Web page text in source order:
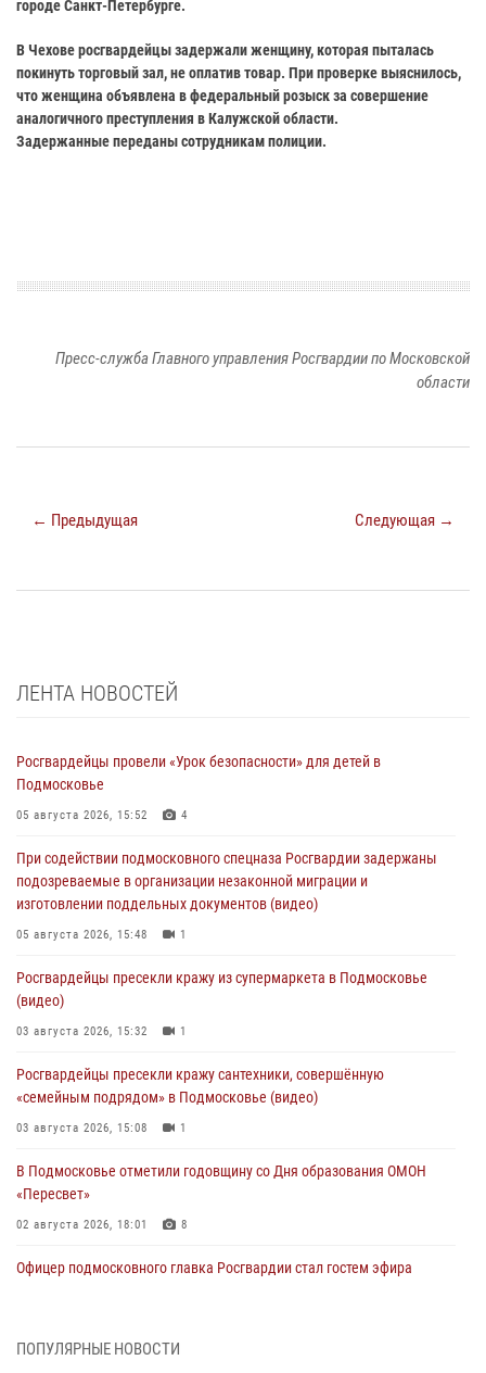
городе Санкт-Петербурге.
В Чехове росгвардейцы задержали женщину, которая пыталась
покинуть торговый зал, не оплатив товар. При проверке выяснилось,
что женщина объявлена в федеральный розыск за совершение
аналогичного преступления в Калужской области.
Задержанные переданы сотрудникам полиции.
Пресс-служба Главного управления Росгвардии по Московской
области
← Предыдущая Следующая →
ЛЕНТА НОВОСТЕЙ
Росгвардейцы провели «Урок безопасности» для детей в
Подмосковье
05 августа 2026, 15:52 4
При содействии подмосковного спецназа Росгвардии задержаны
подозреваемые в организации незаконной миграции и
изготовлении поддельных документов (видео)
05 августа 2026, 15:48 1
Росгвардейцы пресекли кражу из супермаркета в Подмосковье
(видео)
03 августа 2026, 15:32 1
Росгвардейцы пресекли кражу сантехники, совершённую
«семейным подрядом» в Подмосковье (видео)
03 августа 2026, 15:08 1
В Подмосковье отметили годовщину со Дня образования ОМОН
«Пересвет»
02 августа 2026, 18:01 8
Офицер подмосковного главка Росгвардии стал гостем эфира
ПОПУЛЯРНЫЕ НОВОСТИ